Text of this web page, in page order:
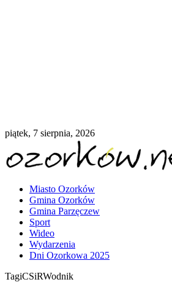
piątek, 7 sierpnia, 2026
Miasto Ozorków
Gmina Ozorków
Gmina Parzęczew
Sport
Wideo
Wydarzenia
Dni Ozorkowa 2025
TagiCSiRWodnik